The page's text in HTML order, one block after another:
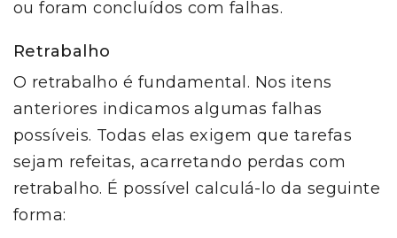
ou foram concluídos com falhas.
Retrabalho
O retrabalho é fundamental. Nos itens
anteriores indicamos algumas falhas
possíveis. Todas elas exigem que tarefas
sejam refeitas, acarretando perdas com
retrabalho. É possível calculá-lo da seguinte
forma: